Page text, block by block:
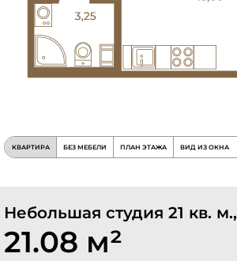
Небольшая студия 21 кв. м.,
21.08 м²
КВАРТИРА БЕЗ МЕБЕЛИ ПЛАН ЭТАЖА ВИД ИЗ ОКНА